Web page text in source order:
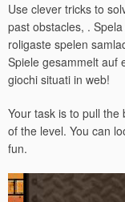
Use clever tricks to
past obstacles, .
roligaste spelen
Spiele gesammelt auf
giochi situati in web!
Your task is to pull
of the level. You can
fun.